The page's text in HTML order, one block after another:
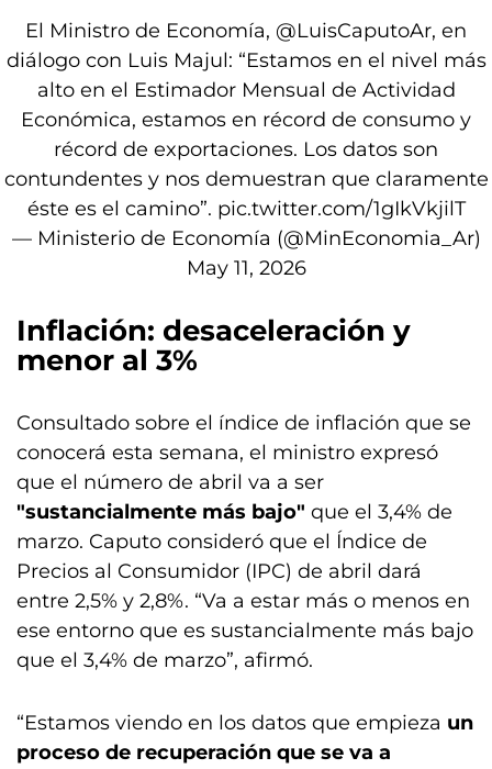
El Ministro de Economía, @LuisCaputoAr, en
diálogo con Luis Majul: “Estamos en el nivel más
alto en el Estimador Mensual de Actividad
Económica, estamos en récord de consumo y
récord de exportaciones. Los datos son
contundentes y nos demuestran que claramente
éste es el camino”. pic.twitter.com/1gIkVkjilT
— Ministerio de Economía (@MinEconomia_Ar)
May 11, 2026
Inflación: desaceleración y
menor al 3%
Consultado sobre el índice de inflación que se
conocerá esta semana, el ministro expresó
que el número de abril va a ser
"sustancialmente más bajo" que el 3,4% de
marzo. Caputo consideró que el Índice de
Precios al Consumidor (IPC) de abril dará
entre 2,5% y 2,8%. “Va a estar más o menos en
ese entorno que es sustancialmente más bajo
que el 3,4% de marzo”, afirmó.
“Estamos viendo en los datos que empieza un
proceso de recuperación que se va a